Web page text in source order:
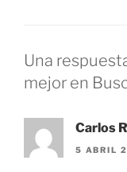
Una
mejor en
Carlos
5 ABRIL